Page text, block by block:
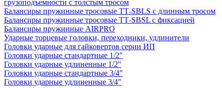
грузоподъемности с толстым тросом
Балансиры пружинные тросовые ТТ-SBLS с длинным тросом
Балансиры пружинные тросовые ТТ-SBSL с фиксацией
Балансиры пружинные AIRPRO
Ударные торцевые головки, переходники, удлинители
Головки ударные для гайковертов серии ИП
Головки ударные стандартные 1/2"
Головки ударные удлиненные 1/2"
Головки ударные стандартные 3/4"
Головки ударные удлиненные 3/4"